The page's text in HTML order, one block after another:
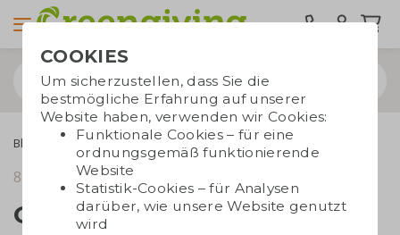
Blogs Giveaways und Werbematerial für Ihre Ausstellung oder Veranstaltung
8. Mai 2023 Lesezeit 4 Min.
Giveaways und
COOKIES
Um sicherzustellen, dass Sie die
bestmögliche Erfahrung auf unserer
Website haben, verwenden wir Cookies:
Funktionale Cookies – für eine
ordnungsgemäß funktionierende
Website
Statistik-Cookies – für Analysen
darüber, wie unsere Website genutzt
wird